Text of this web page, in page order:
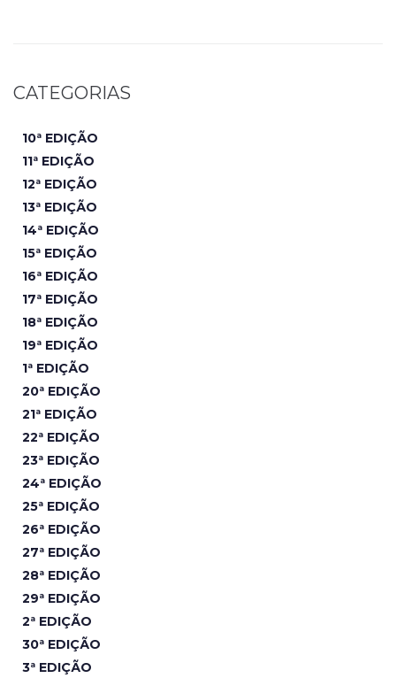
CATEGORIAS
10ª EDIÇÃO
11ª EDIÇÃO
12ª EDIÇÃO
13ª EDIÇÃO
14ª EDIÇÃO
15ª EDIÇÃO
16ª EDIÇÃO
17ª EDIÇÃO
18ª EDIÇÃO
19ª EDIÇÃO
1ª EDIÇÃO
20ª EDIÇÃO
21ª EDIÇÃO
22ª EDIÇÃO
23ª EDIÇÃO
24ª EDIÇÃO
25ª EDIÇÃO
26ª EDIÇÃO
27ª EDIÇÃO
28ª EDIÇÃO
29ª EDIÇÃO
2ª EDIÇÃO
30ª EDIÇÃO
3ª EDIÇÃO